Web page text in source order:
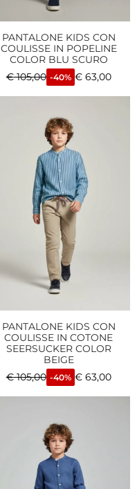
PANTALONE KIDS CON
COULISSE IN POPELINE
COLOR BLU SCURO
€105,00 -40% €63,00
PANTALONE KIDS CON
COULISSE IN COTONE
SEERSUCKER COLOR
BEIGE
€105,00 -40% €63,00